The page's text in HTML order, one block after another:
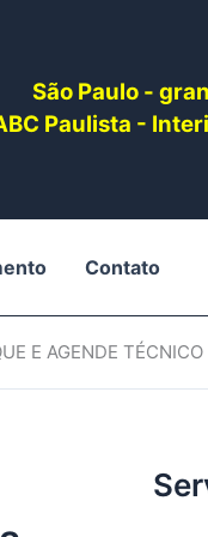
São Paulo -
Paulista -
Contato
E AGENDE